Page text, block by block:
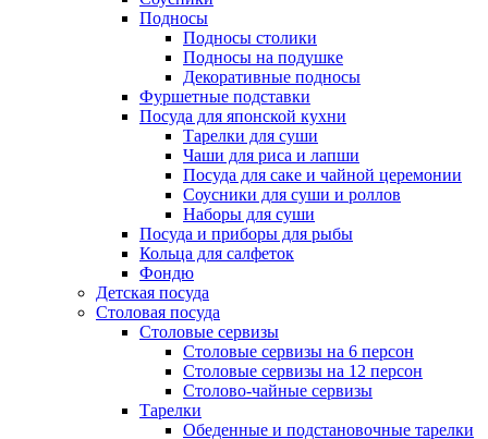
Подносы
Подносы столики
Подносы на подушке
Декоративные подносы
Фуршетные подставки
Посуда для японской кухни
Тарелки для суши
Чаши для риса и лапши
Посуда для саке и чайной церемонии
Соусники для суши и роллов
Наборы для суши
Посуда и приборы для рыбы
Кольца для салфеток
Фондю
Детская посуда
Столовая посуда
Столовые сервизы
Столовые сервизы на 6 персон
Столовые сервизы на 12 персон
Столово-чайные сервизы
Тарелки
Обеденные и подстановочные тарелки